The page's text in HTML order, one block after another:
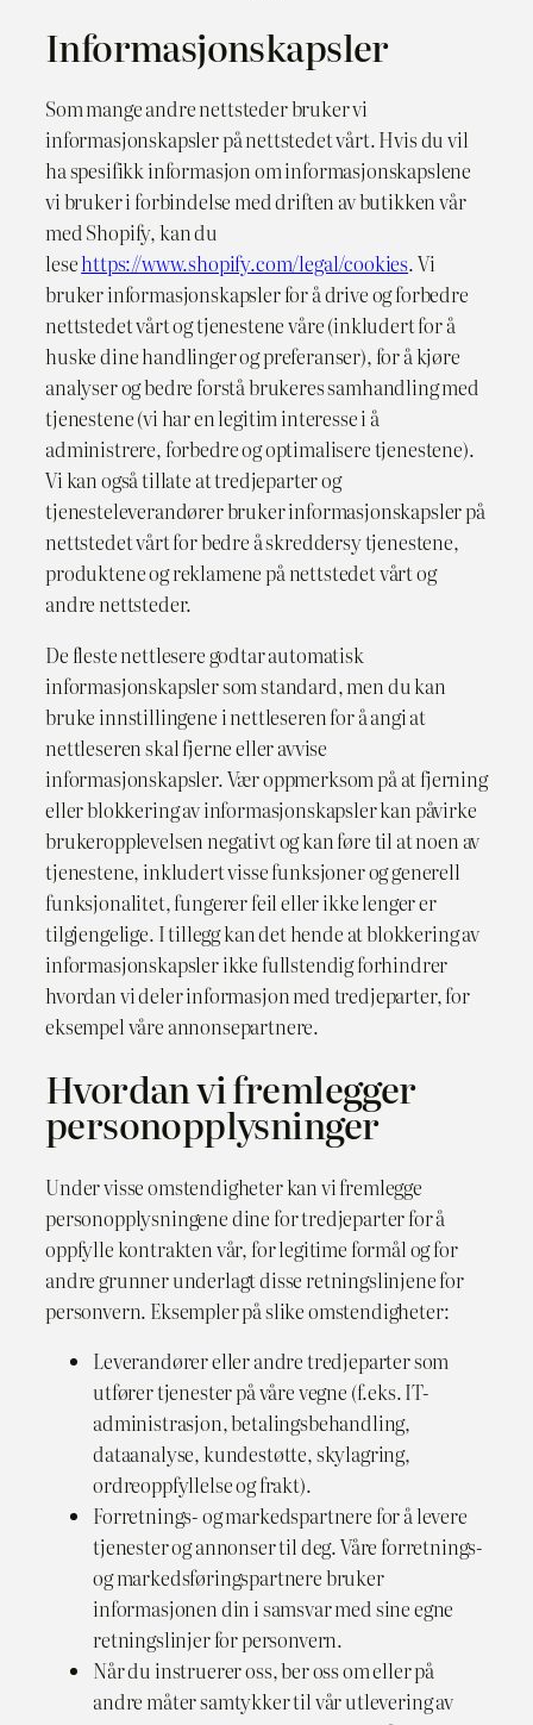
Informasjonskapsler
Som mange andre nettsteder bruker vi
informasjonskapsler på nettstedet vårt. Hvis du vil
ha spesifikk informasjon om informasjonskapslene
vi bruker i forbindelse med driften av butikken vår
med Shopify, kan du
lesehttps://www.shopify.com/legal/cookies. Vi
bruker informasjonskapsler for å drive og forbedre
nettstedet vårt og tjenestene våre (inkludert for å
huske dine handlinger og preferanser), for å kjøre
analyser og bedre forstå brukeres samhandling med
tjenestene (vi har en legitim interesse i å
administrere, forbedre og optimalisere tjenestene).
Vi kan også tillate at tredjeparter og
tjenesteleverandører bruker informasjonskapsler på
nettstedet vårt for bedre å skreddersy tjenestene,
produktene og reklamene på nettstedet vårt og
andre nettsteder.
De fleste nettlesere godtar automatisk
informasjonskapsler som standard, men du kan
bruke innstillingene i nettleseren for å angi at
nettleseren skal fjerne eller avvise
informasjonskapsler. Vær oppmerksom på at fjerning
eller blokkering av informasjonskapsler kan påvirke
brukeropplevelsen negativt og kan føre til at noen av
tjenestene, inkludert visse funksjoner og generell
funksjonalitet, fungerer feil eller ikke lenger er
tilgjengelige. I tillegg kan det hende at blokkering av
informasjonskapsler ikke fullstendig forhindrer
hvordan vi deler informasjon med tredjeparter, for
eksempel våre annonsepartnere.
Hvordan vi fremlegger
personopplysninger
Under visse omstendigheter kan vi fremlegge
personopplysningene dine for tredjeparter for å
oppfylle kontrakten vår, for legitime formål og for
andre grunner underlagt disse retningslinjene for
personvern. Eksempler på slike omstendigheter:
Leverandører eller andre tredjeparter som
utfører tjenester på våre vegne (f.eks. IT-
administrasjon, betalingsbehandling,
dataanalyse, kundestøtte, skylagring,
ordreoppfyllelse og frakt).
Forretnings- og markedspartnere for å levere
tjenester og annonser til deg. Våre forretnings-
og markedsføringspartnere bruker
informasjonen din i samsvar med sine egne
retningslinjer for personvern.
Når du instruerer oss, ber oss om eller på
andre måter samtykker til vår utlevering av